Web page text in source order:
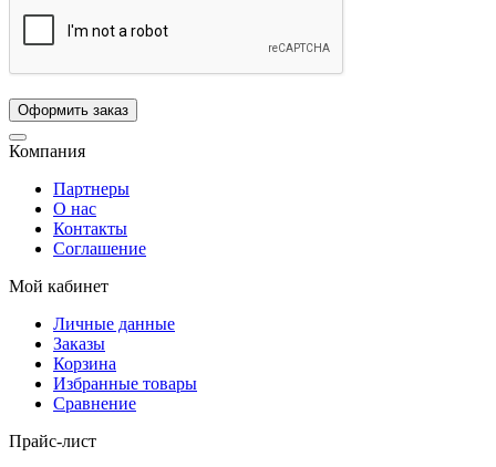
Компания
Партнеры
О нас
Контакты
Соглашение
Мой кабинет
Личные данные
Заказы
Корзина
Избранные товары
Сравнение
Прайс-лист